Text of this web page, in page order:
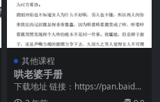
其他课程
哄老婆手册
下载地址 链接：https://pan.baidu.
com/s/1h4DSaT6...